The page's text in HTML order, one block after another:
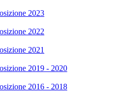
2023
2022
2021
2019 - 2020
2016 - 2018